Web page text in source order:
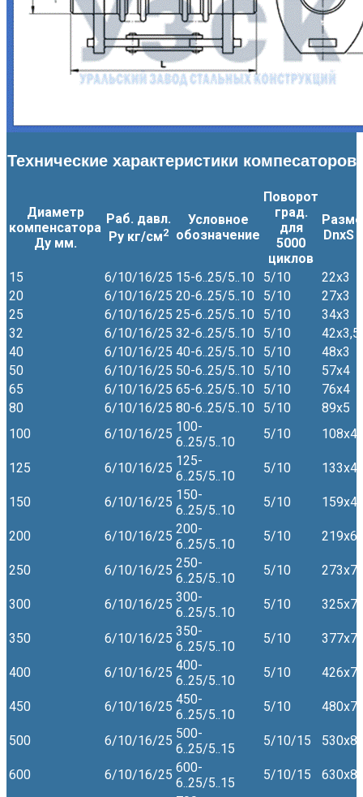
Технические характеристики компесаторов
Диаметр
компенсатора
Ду мм.
Раб. давл.
Ру кг/см2
Условное
обозначение
Поворот
град.
для
5000
циклов
DnxS
15 6/10/16/25 15-6..25/5..10 5/10
22х3
20
6/10/16/25 20-6..25/5..10 5/10
27х3
25
6/10/16/25 25-6..25/5..10 5/10
34х3
32
6/10/16/25 32-6..25/5..10 5/10
42х3,5
40
6/10/16/25 40-6..25/5..10 5/10
48х3
50
6/10/16/25 50-6..25/5..10 5/10
57х4
65
6/10/16/25 65-6..25/5..10 5/10
76х4
80
6/10/16/25 80-6..25/5..10 5/10
89х5
100
6/10/16/25 100-
6..25/5..10
5/10 108х4
125 6/10/16/25 125-
6..25/5..10
5/10 133х4
150 6/10/16/25 150-
6..25/5..10
5/10
200 6/10/16/25 200-
6..25/5..10
5/10 219х6
250 6/10/16/25 250-
6..25/5..10
5/10 273х7
300 6/10/16/25 300-
6..25/5..10
5/10 325х7
350 6/10/16/25 350-
6..25/5..10
5/10 377х7
400 6/10/16/25 400-
6..25/5..10
5/10 426х7
450 6/10/16/25 450-
6..25/5..10
5/10 480х7
500 6/10/16/25 500-
6..25/5..15
5/10/15 530х8
600 6/10/16/25 600-
6..25/5..15
5/10/15
630х8